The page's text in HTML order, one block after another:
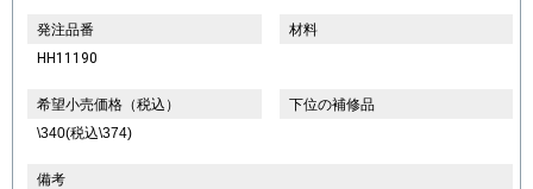
発注品番
HH11190
材料
希望小売価格（税込）
\340(税込\374)
下位の補修品
備考